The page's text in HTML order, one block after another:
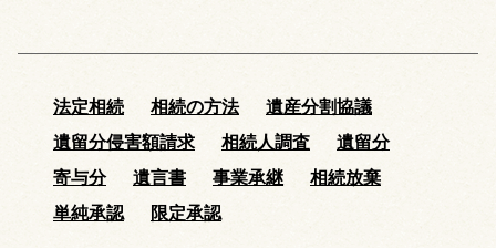
法定相続 相続の方法
遺産分割協議
遺留分侵害額請求
相続人調査
遺留分
寄与分
遺言書 事業承継
相続放棄
単純承認
限定承認